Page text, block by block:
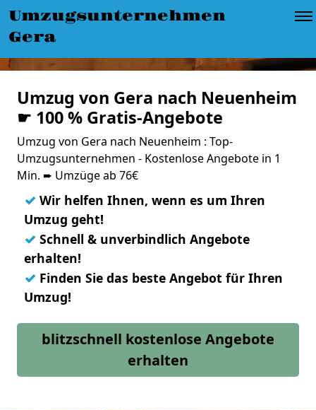
Umzugsunternehmen
Gera
Umzug von Gera nach Neuenheim
☛ 100 % Gratis-Angebote
Umzug von Gera nach Neuenheim : Top-
Umzugsunternehmen - Kostenlose Angebote in 1
Min. ➨ Umzüge ab 76€
✓ Wir helfen Ihnen, wenn es um Ihren
Umzug geht!
✓ Schnell & unverbindlich Angebote
erhalten!
✓ Finden Sie das beste Angebot für Ihren
Umzug!
blitzschnell kostenlose Angebote
erhalten